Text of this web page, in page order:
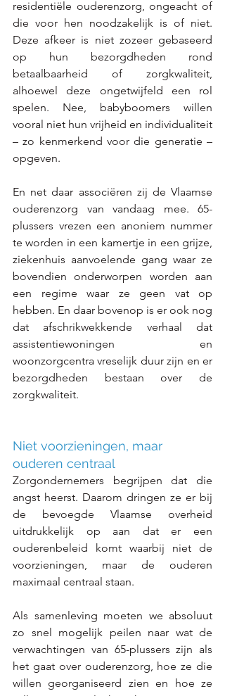
residentiële ouderenzorg, ongeacht of
die voor hen noodzakelijk is of niet.
Deze afkeer is niet zozeer gebaseerd
op hun bezorgdheden rond
betaalbaarheid of zorgkwaliteit,
alhoewel deze ongetwijfeld een rol
spelen. Nee, babyboomers willen
vooral niet hun vrijheid en individualiteit
– zo kenmerkend voor die generatie –
opgeven.
En net daar associëren zij de Vlaamse
ouderenzorg van vandaag mee. 65-
plussers vrezen een anoniem nummer
te worden in een kamertje in een grijze,
ziekenhuis aanvoelende gang waar ze
bovendien onderworpen worden aan
een regime waar ze geen vat op
hebben. En daar bovenop is er ook nog
dat afschrikwekkende verhaal dat
assistentiewoningen en
woonzorgcentra vreselijk duur zijn en er
bezorgdheden bestaan over de
zorgkwaliteit.
Niet voorzieningen, maar
ouderen centraal
Zorgondernemers begrijpen dat die
angst heerst. Daarom dringen ze er bij
de bevoegde Vlaamse overheid
uitdrukkelijk op aan dat er een
ouderenbeleid komt waarbij niet de
voorzieningen, maar de ouderen
maximaal centraal staan.
Als samenleving moeten we absoluut
zo snel mogelijk peilen naar wat de
verwachtingen van 65-plussers zijn als
het gaat over ouderenzorg, hoe ze die
willen georganiseerd zien en hoe ze